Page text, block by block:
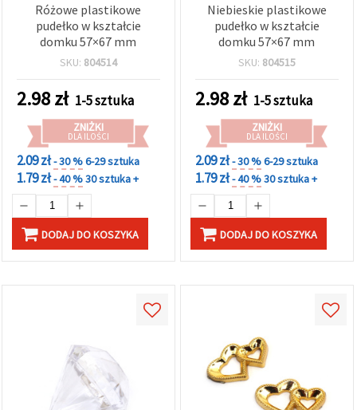
Różowe plastikowe
pudełko w kształcie
domku 57×67 mm
SKU: 804514
2.98zł 1-5 sztuka
ZNIŻKI
DLA ILOŚCI
2.09 zł- 30 %6-29 sztuka
1.79 zł- 40 %30 sztuka +
DODAJ DO KOSZYKA
Niebieskie plastikowe
pudełko w kształcie
domku 57×67 mm
SKU: 804515
2.98zł 1-5 sztuka
ZNIŻKI
DLA ILOŚCI
2.09 zł- 30 %6-29 sztuka
1.79 zł- 40 %30 sztuka +
DODAJ DO KOSZYKA